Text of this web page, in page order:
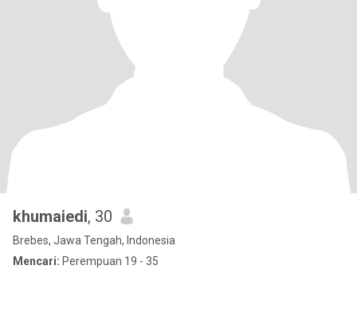
khumaiedi, 30
Brebes, Jawa Tengah, Indonesia
Mencari: Perempuan 19 - 35